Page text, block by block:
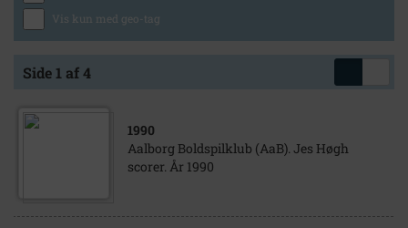
Vis kun med geo-tag
Side 1 af 4
1990
Aalborg Boldspilklub (AaB). Jes Høgh
scorer. År 1990